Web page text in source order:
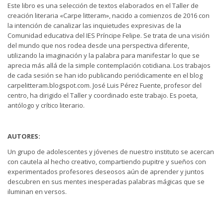
Este libro es una selección de textos elaborados en el Taller de
creación literaria «Carpe litteram», nacido a comienzos de 2016 con
la intención de canalizar las inquietudes expresivas de la
Comunidad educativa del IES Príncipe Felipe. Se trata de una visión
del mundo que nos rodea desde una perspectiva diferente,
utilizando la imaginación y la palabra para manifestar lo que se
aprecia más allá de la simple contemplación cotidiana. Los trabajos
de cada sesión se han ido publicando periódicamente en el blog
carpelitteram.blogspot.com. José Luis Pérez Fuente, profesor del
centro, ha dirigido el Taller y coordinado este trabajo. Es poeta,
antólogo y crítico literario.
AUTORES:
Un grupo de adolescentes y jóvenes de nuestro instituto se acercan
con cautela al hecho creativo, compartiendo pupitre y sueños con
experimentados profesores deseosos aún de aprender y juntos
descubren en sus mentes inesperadas palabras mágicas que se
iluminan en versos.